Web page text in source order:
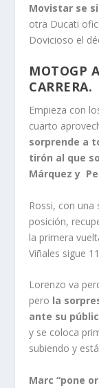
Movistar se
otra Ducati
Dovicioso el
MOTOGP
CARRERA.
Empieza con
cuarto
sorprende a
tirón al que
Márquez y
Rossi, con una
posición,
la primera
Viñales sigue
Lorenzo va
pero la
ante su
y se coloca
subiendo y
Marc “pone